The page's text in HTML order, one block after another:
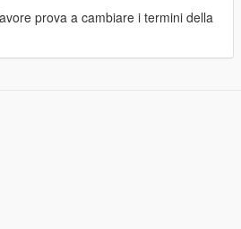
prova a cambiare i termini della